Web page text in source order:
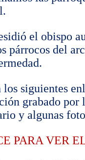
el obispo
párrocos del
los siguientes
grabado por
y algunas
PARA VER